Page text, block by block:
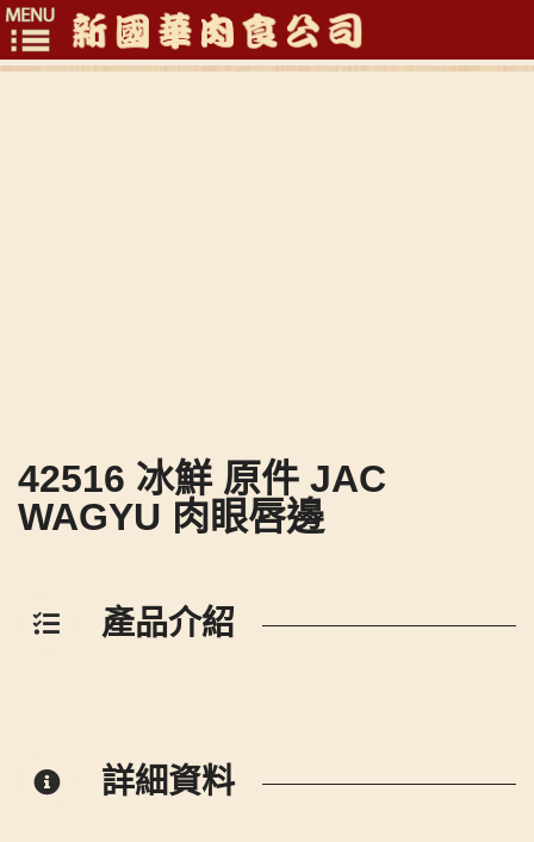
Toggle
42516 冰鮮 原件 JAC
WAGYU 肉眼唇邊
產品介紹
詳細資料